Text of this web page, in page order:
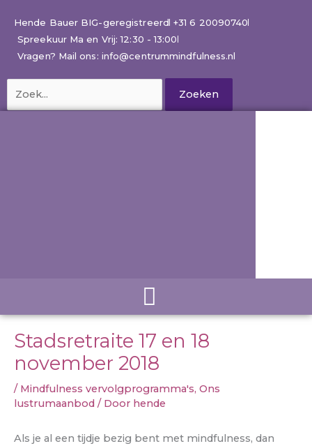
naar
inhoud
Hende Bauer BIG-geregistreerd +31 6 20090740
Spreekuur Ma en Vrij: 12:30 - 13:00
Vragen? Mail ons: info@centrummindfulness.nl
naar:
Stadsretraite 17 en 18
november 2018
/ Mindfulness vervolgprogramma's, Ons
lustrumaanbod / Door hende
Als je al een tijdje bezig bent met mindfulness, dan